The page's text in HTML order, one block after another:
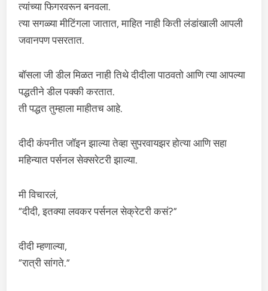
त्यांच्या फिगरवरून बनवला.
त्या सगळ्या मीटिंगला जातात, माहित नाही किती लंडांखाली आपली
जवानपण पसरतात.
बॉसला जी डील मिळत नाही तिथे दीदीला पाठवतो आणि त्या आपल्या
पद्धतीने डील पक्की करतात.
ती पद्धत तुम्हाला माहीतच आहे.
दीदी कंपनीत जॉइन झाल्या तेव्हा सुपरवायझर होत्या आणि सहा
महिन्यात पर्सनल सेक्सरेटरी झाल्या.
मी विचारलं,
“दीदी, इतक्या लवकर पर्सनल सेक्रेटरी कसं?”
दीदी म्हणाल्या,
“रात्री सांगते.”